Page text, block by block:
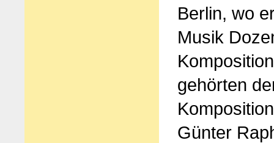
Berlin, wo
Musik
gehörten
Günter